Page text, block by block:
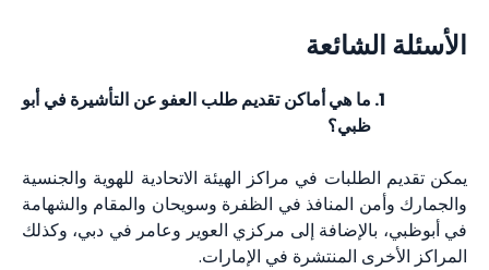
الأسئلة الشائعة
ما هي أماكن تقديم طلب العفو عن التأشيرة في أبو
ظبي؟
يمكن تقديم الطلبات في مراكز الهيئة الاتحادية للهوية والجنسية
والجمارك وأمن المنافذ في الظفرة وسويحان والمقام والشهامة
في أبوظبي، بالإضافة إلى مركزي العوير وعامر في دبي، وكذلك
المراكز الأخرى المنتشرة في الإمارات.